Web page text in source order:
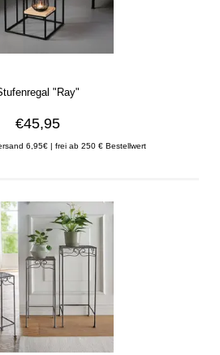
"Ray"
€45,95
6,95€ | frei ab 250 € Bestellwert